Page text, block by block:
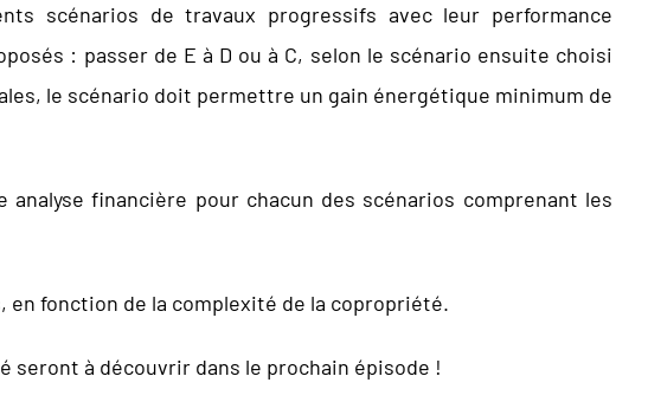
scénarios de travaux progressifs avec leur performance
: passer de E à D ou à C, selon le scénario ensuite choisi
le scénario doit permettre un gain énergétique minimum de
financière pour chacun des scénarios comprenant les
en fonction de la complexité de la copropriété.
à découvrir dans le prochain épisode !